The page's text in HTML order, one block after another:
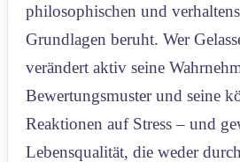
philosophischen und
Grundlagen beruht. Wer
verändert aktiv seine
Bewertungsmuster und seine
Reaktionen auf Stress – und
Lebensqualität, die weder